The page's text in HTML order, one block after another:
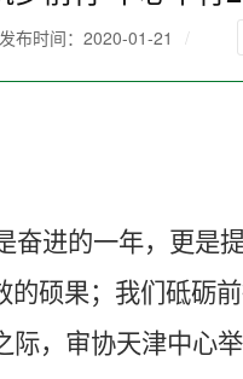
发布时间：2020-01-21 /
奋进的一年，更是
硕果；我们砥砺
际，审协天津中心